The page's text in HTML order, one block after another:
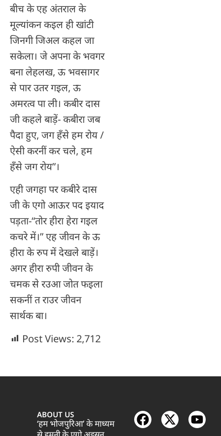
बीच के एह अंतराल के
मूल्यांकन कइल ही खांटी
जिनगी जिअल कहल जा
सकेला। जे अपना के भवगर
बना लेहलख, ऊ भवसागर
से पार उतर गइल, ऊ
अमरत्व पा ली। कबीर दास
जी कहले बाड़ें- कबीरा जब
पैदा हुए, जग हॅंसे हम रोय /
ऐसी करनीं कर चले, हम
हॅंसे जग रोय”।
एही जगहा पर कबीरे दास
जी के एगो आऊर पद इयाद
पड़ता-“तोर हीरा हेरा गइल
कचरे में।” एह जीवन के ऊ
हीरा के रुप में देखले बाड़ें।
अगर हीरा रुपी जीवन के
चमक से रउआ जोत फइला
सकनीं त राउर जीवन
सार्थक बा।
Post Views: 2,712
ABOUT US
‘हम भोजपुरिआ’ के माध्यम